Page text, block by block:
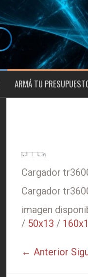
ARMÁ TU
Cargador
Cargador
imagen
/ 50x13 /
← Anterior